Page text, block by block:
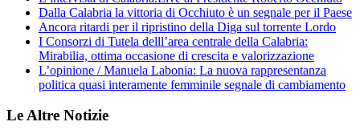
Dalla Calabria la vittoria di Occhiuto è un segnale per il Paese
Ancora ritardi per il ripristino della Diga sul torrente Lordo
I Consorzi di Tutela delll’area centrale della Calabria:
Mirabilia, ottima occasione di crescita e valorizzazione
L’opinione / Manuela Labonia: La nuova rappresentanza
politica quasi interamente femminile segnale di cambiamento
Le Altre Notizie